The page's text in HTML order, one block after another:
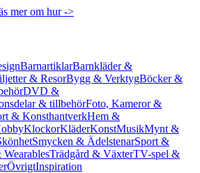
mer om hur ->
BarnartiklarBarnkläder &
& ResorBygg & VerktygBöcker &
DVD &
& tillbehörFoto, Kameror &
& KonsthantverkHem &
KlockorKläderKonstMusikMynt &
Smycken & ÄdelstenarSport &
Trädgård & VäxterTV-spel &
ÖvrigtInspiration